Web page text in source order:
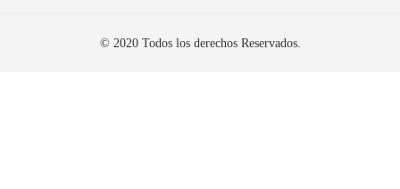
© 2020 Todos los derechos Reservados.